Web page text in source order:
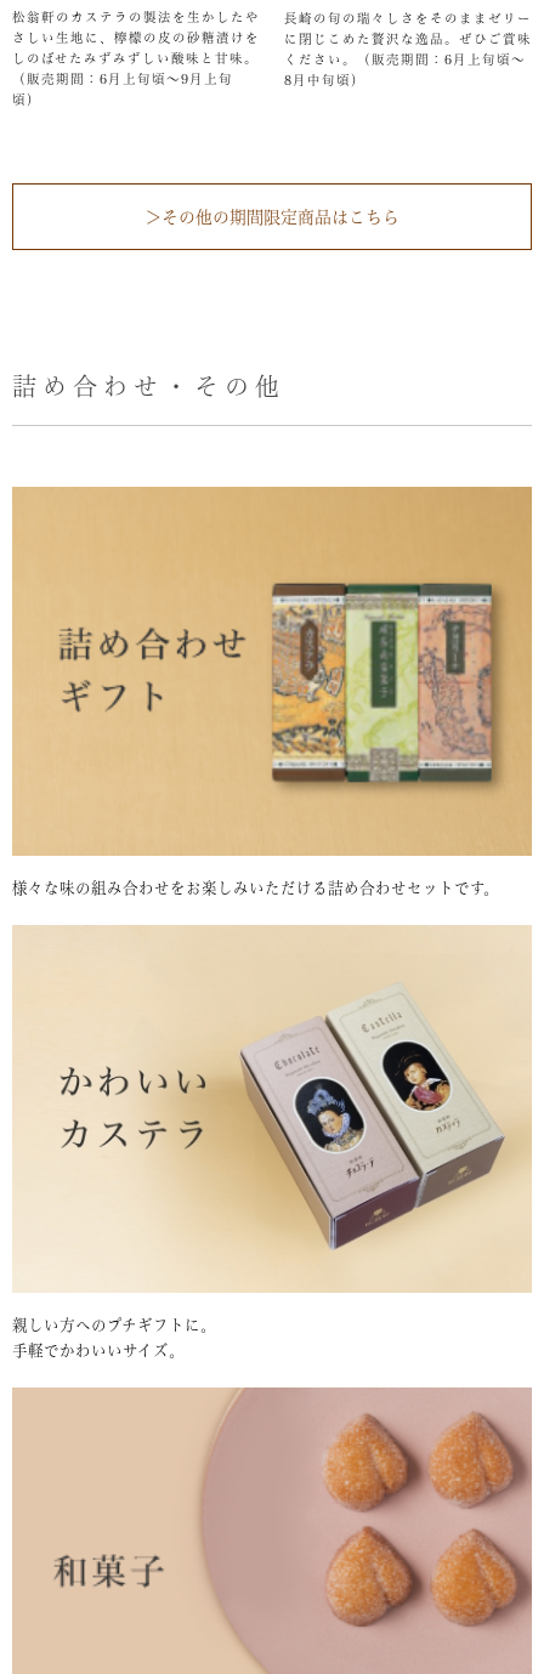
松翁軒のカステラの製法を生かしたや
さしい生地に、檸檬の皮の砂糖漬けを
しのばせたみずみずしい酸味と甘味。
（販売期間：6月上旬頃～9月上旬
頃）
長崎の旬の瑞々しさをそのままゼリー
に閉じこめた贅沢な逸品。ぜひご賞味
ください。（販売期間：6月上旬頃～
8月中旬頃）
＞その他の期間限定商品はこちら
詰め合わせ・その他
様々な味の組み合わせをお楽しみいただける詰め合わせセットです。
親しい方へのプチギフトに。
手軽でかわいいサイズ。